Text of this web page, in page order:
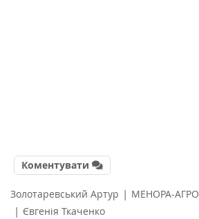
Коментувати
Золотаревський Артур | МЕНОРА-АГРО
| Євгенія Ткаченко